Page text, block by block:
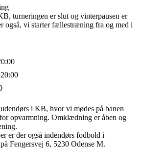
turneringen er slut og vinterpausen er
også, vi starter fællestræning fra og med i
i KB, hvor vi mødes på banen
opvarmning. Omklædning er åben og
er der også indendørs fodbold i
Fengersvej 6, 5230 Odense M.